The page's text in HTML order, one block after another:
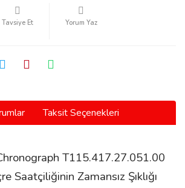
Tavsiye Et Yorum Yaz
Taksit Seçenekleri
T115.417.27.051.00
Saatçiliğinin Zamansız Şıklığı